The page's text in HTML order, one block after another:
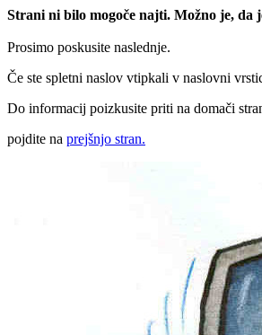
Strani ni bilo mogoče najti. Možno je, da
Prosimo poskusite naslednje.
Če ste spletni naslov vtipkali v naslovni
Do informacij poizkusite priti na domači
pojdite na prejšnjo stran.